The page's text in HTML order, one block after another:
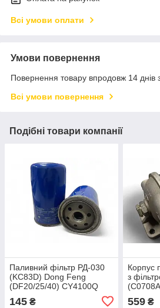
Всі умови оплати
Умови повернення
Повернення товару впродовж 14 днів
Всі умови повернення
Подібні товари компанії
Паливний фільтр РД-030
(KC83D) Dong Feng
(DF20/25/40) CY4100Q
145 ₴
Корпус
з
559₴